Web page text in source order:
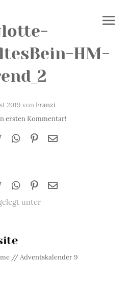
HM-
2019 vonFranzi
ersten Kommentar!
unter
// Adventskalender 9